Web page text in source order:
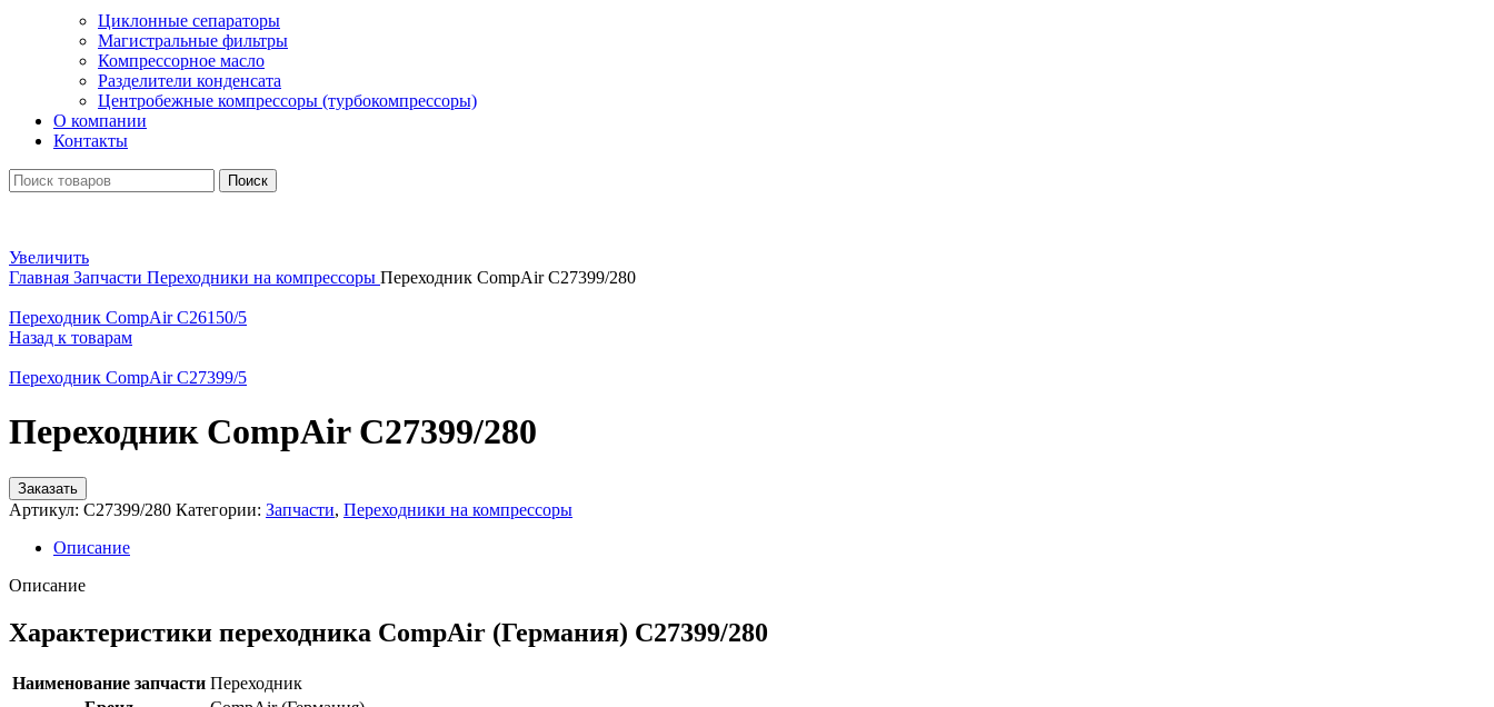
Циклонные сепараторы
Магистральные фильтры
Компрессорное масло
Разделители конденсата
Центробежные компрессоры (турбокомпрессоры)
О компании
Контакты
Поиск
Увеличить
Главная Запчасти Переходники на компрессоры Переходник CompAir C27399/280
Переходник CompAir C26150/5
Назад к товарам
Переходник CompAir C27399/5
Переходник CompAir C27399/280
Заказать
Артикул: C27399/280 Категории: Запчасти, Переходники на компрессоры
Описание
Описание
Характеристики переходника CompAir (Германия) C27399/280
Наименование запчасти Переходник